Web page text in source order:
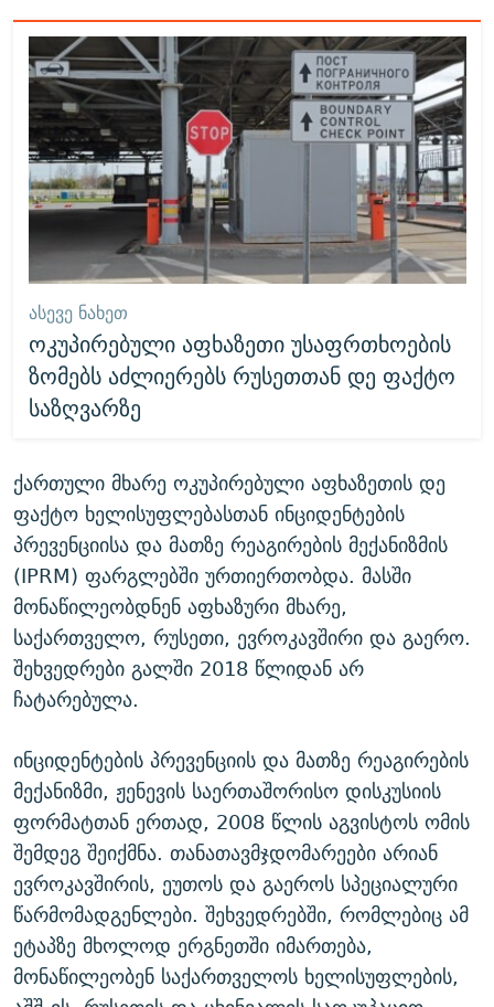
ᲐᲡᲔᲕᲔ ᲜᲐᲮᲔᲗ
ოკუპირებული აფხაზეთი უსაფრთხოების
ზომებს აძლიერებს რუსეთთან დე ფაქტო
საზღვარზე
ქართული მხარე ოკუპირებული აფხაზეთის დე
ფაქტო ხელისუფლებასთან ინციდენტების
პრევენციისა და მათზე რეაგირების მექანიზმის
(IPRM) ფარგლებში ურთიერთობდა. მასში
მონაწილეობდნენ აფხაზური მხარე,
საქართველო, რუსეთი, ევროკავშირი და გაერო.
შეხვედრები გალში 2018 წლიდან არ
ჩატარებულა.
ინციდენტების პრევენციის და მათზე რეაგირების
მექანიზმი, ჟენევის საერთაშორისო დისკუსიის
ფორმატთან ერთად, 2008 წლის აგვისტოს ომის
შემდეგ შეიქმნა. თანათავმჯდომარეები არიან
ევროკავშირის, ეუთოს და გაეროს სპეციალური
წარმომადგენლები. შეხვედრებში, რომლებიც ამ
ეტაპზე მხოლოდ ერგნეთში იმართება,
მონაწილეობენ საქართველოს ხელისუფლების,